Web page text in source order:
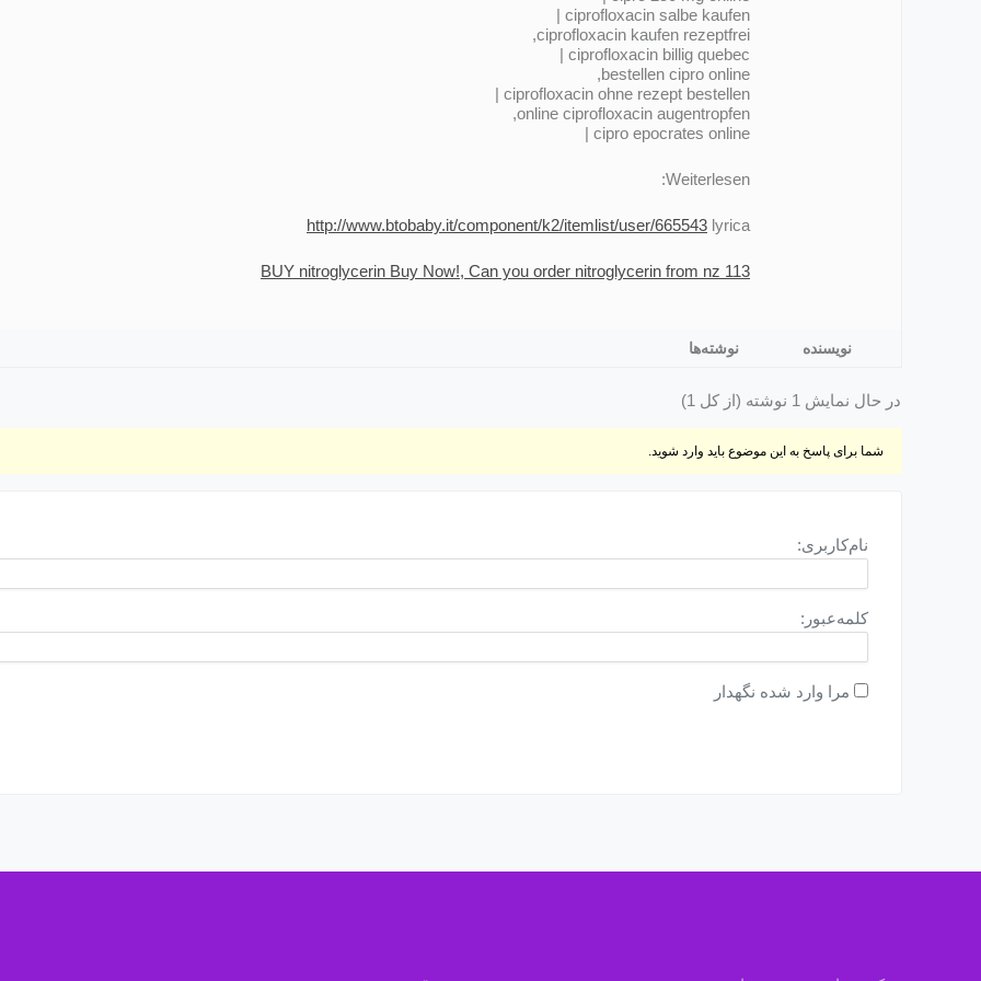
ciprofloxacin salbe kaufen |
ciprofloxacin kaufen rezeptfrei,
ciprofloxacin billig quebec |
bestellen cipro online,
ciprofloxacin ohne rezept bestellen |
online ciprofloxacin augentropfen,
cipro epocrates online |
Weiterlesen:
http://www.btobaby.it/component/k2/itemlist/user/665543 lyrica
113 BUY nitroglycerin Buy Now!, Can you order nitroglycerin from nz
نویسنده نوشته‌ها
در حال نمایش 1 نوشته (از کل 1)
شما برای پاسخ به این موضوع باید وارد شوید.
نام‌کاربری:
کلمه‌عبور:
مرا وارد شده نگهدار